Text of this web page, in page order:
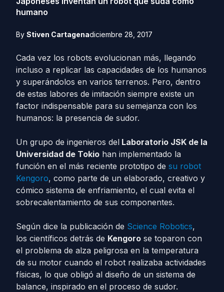
humano
By Stiven Cartagenadiciembre 28, 2017
Cada vez los robots evolucionan más, llegando
incluso a replicar las capacidades de los humanos
y superándolos en varios terrenos. Pero, dentro
de estas labores de imitación siempre existe un
factor indispensable para su semejanza con los
humanos: la presencia de sudor.
Un grupo de ingenieros del Laboratorio JSK de la
Universidad de Tokio han implementado la
función en el más reciente prototipo de su robot
Kengoro, como parte de un elaborado, creativo y
cómico sistema de enfriamiento, el cual evita el
sobrecalentamiento de sus componentes.
Según dice la publicación de Science Robotics,
los científicos detrás de Kengoro se toparon con
el problema de alza peligrosa en la temperatura
de su motor cuando el robot realizaba actividades
físicas, lo que obligó al diseño de un sistema de
balance, inspirado en el proceso de sudor.